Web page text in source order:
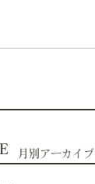
月別アーカイブ